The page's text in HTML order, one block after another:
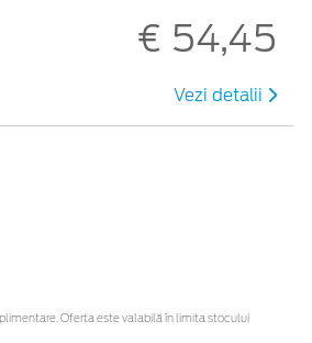
€ 54,45
Vezi detalii
Oferta este valabilă în limita stocului